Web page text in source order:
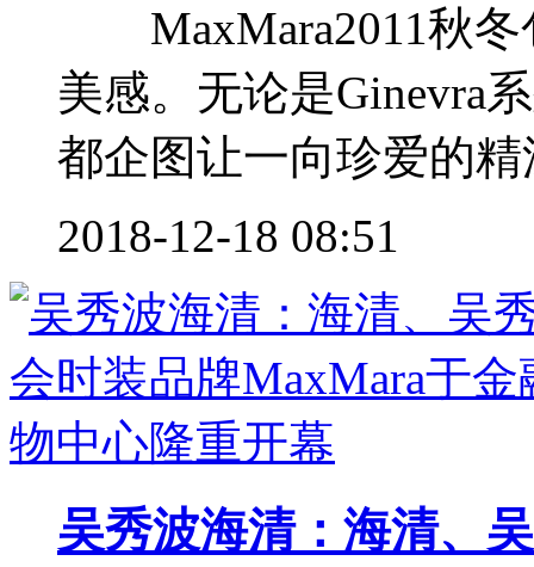
MaxMara2011秋冬
美感。无论是Ginevra
都企图让一向珍爱的精
2018-12-18 08:51
吴秀波海清：海清、